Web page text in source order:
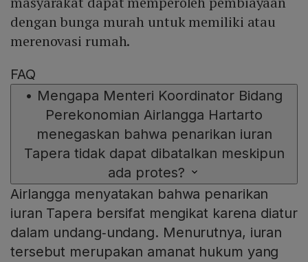
dengan bunga murah untuk memiliki atau
merenovasi rumah.
FAQ
• Mengapa Menteri Koordinator Bidang
Perekonomian Airlangga Hartarto
menegaskan bahwa penarikan iuran
Tapera tidak dapat dibatalkan meskipun
ada protes?
Airlangga menyatakan bahwa penarikan
iuran Tapera bersifat mengikat karena diatur
dalam undang‑undang. Menurutnya, iuran
tersebut merupakan amanat hukum yang